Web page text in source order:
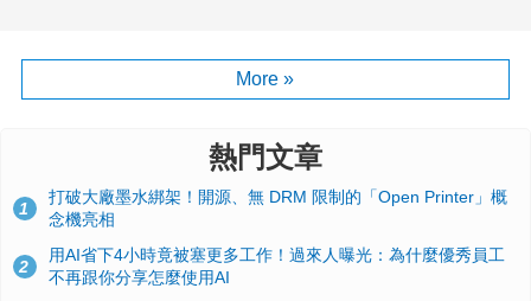
More »
熱門文章
1
打破大廠墨水綁架！開源、無 DRM 限制的「Open Printer」概
念機亮相
2
用AI省下4小時竟被塞更多工作！過來人曝光：為什麼優秀員工
不再跟你分享怎麼使用AI